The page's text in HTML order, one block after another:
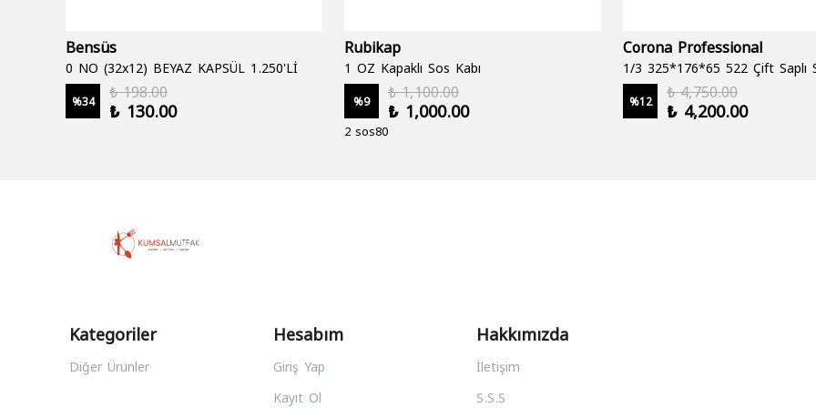
Bensüs
0 NO (32x12) BEYAZ KAPSÜL 1.250'Lİ
%34
₺ 198.00
₺ 130.00
Rubikap
1 OZ Kapaklı Sos Kabı
%9
₺ 1,100.00
₺ 1,000.00
2 sos80
Corona Professional
%12
₺ 4,750.00
₺ 4,200.00
Kategoriler
Diğer Ürünler
Hesabım
Giriş Yap
Kayıt Ol
Hakkımızda
İletişim
S.S.S